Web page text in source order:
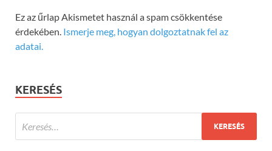
Ez az űrlap Akismetet használ a spam csökkentése
érdekében. Ismerje meg, hogyan dolgoztatnak fel az
adatai.
KERESÉS